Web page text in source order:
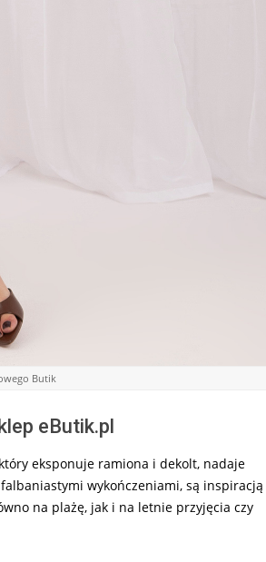
Butik
eButik.pl
eksponuje ramiona i dekolt, nadaje
wykończeniami, są inspiracją
na plażę, jak i na letnie przyjęcia czy